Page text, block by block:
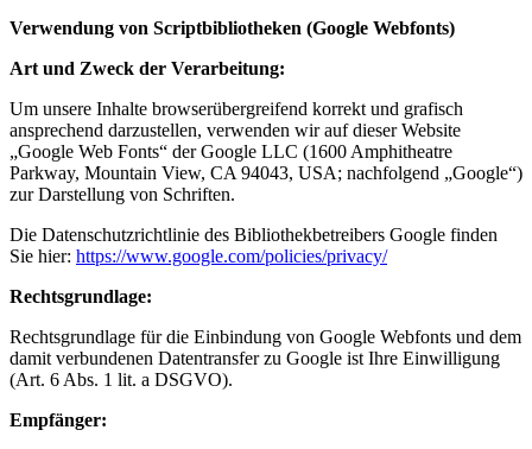
Verwendung von Scriptbibliotheken (Google Webfonts)
Art und Zweck der Verarbeitung:
Um unsere Inhalte browserübergreifend korrekt und grafisch
ansprechend darzustellen, verwenden wir auf dieser Website
„Google Web Fonts“ der Google LLC (1600 Amphitheatre
Parkway, Mountain View, CA 94043, USA; nachfolgend „Google“)
zur Darstellung von Schriften.
Die Datenschutzrichtlinie des Bibliothekbetreibers Google finden
Sie hier: https://www.google.com/policies/privacy/
Rechtsgrundlage:
Rechtsgrundlage für die Einbindung von Google Webfonts und dem
damit verbundenen Datentransfer zu Google ist Ihre Einwilligung
(Art. 6 Abs. 1 lit. a DSGVO).
Empfänger: